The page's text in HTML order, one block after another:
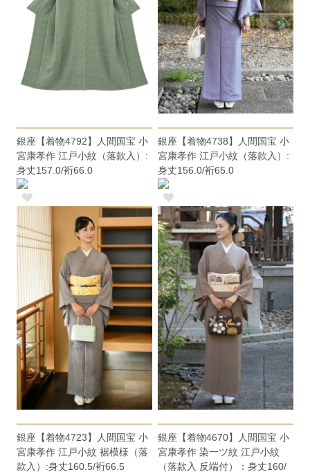
銀座【着物4792】人間国宝 小
宮康孝作 江戸小紋（落款入）:
身丈157.0/裄66.0
銀座【着物4738】人間国宝 小
宮康孝作 江戸小紋（落款入）:
身丈156.0/裄65.0
銀座【着物4723】人間国宝 小
宮康孝作 江戸小紋 裾模様（落
款入）:身丈160.5/裄66.5
銀座【着物4670】人間国宝 小
宮康孝作 染一ツ紋 江戸小紋
（落款入 反端付）：身丈160/